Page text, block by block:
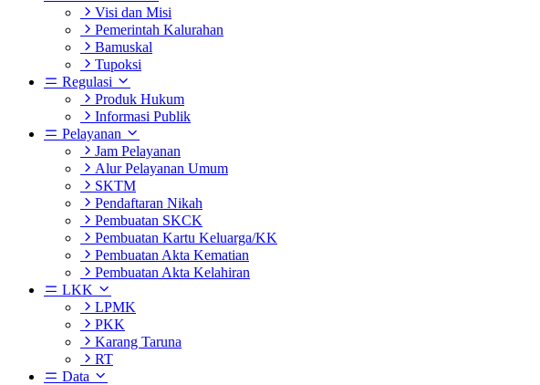
Visi dan Misi
Pemerintah Kalurahan
Bamuskal
Tupoksi
Regulasi
Produk Hukum
Informasi Publik
Pelayanan
Jam Pelayanan
Alur Pelayanan Umum
SKTM
Pendaftaran Nikah
Pembuatan SKCK
Pembuatan Kartu Keluarga/KK
Pembuatan Akta Kematian
Pembuatan Akta Kelahiran
LKK
LPMK
PKK
Karang Taruna
RT
Data